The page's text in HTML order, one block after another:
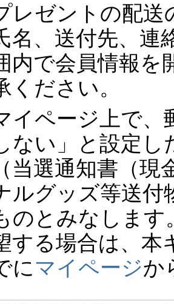
レゼントの配送
名、送付先、連
内で会員情報を
ください。
イページ上で、
ない」と設定
（当選通知書（
ルグッズ等送付
のとみなしま
する場合は、本
にマイページか